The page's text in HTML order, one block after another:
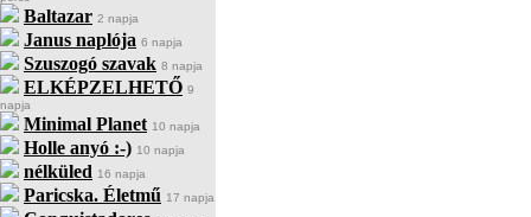
Baltazar 2 napja
Janus naplója 6 napja
Szuszogó szavak 8 napja
ELKÉPZELHETŐ 9
napja
Minimal Planet 10 napja
Holle anyó :-) 10 napja
nélküled 16 napja
Paricska. Életmű 17 napja